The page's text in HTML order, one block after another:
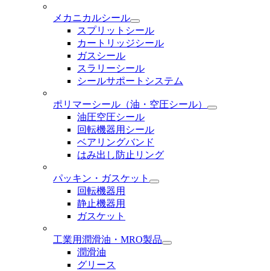
メカニカルシール
スプリットシール
カートリッジシール
ガスシール
スラリーシール
シールサポートシステム
ポリマーシール （油・空圧シール）
油圧空圧シール
回転機器用シール
ベアリングバンド
はみ出し防止リング
パッキン・ガスケット
回転機器用
静止機器用
ガスケット
工業用潤滑油・MRO製品
潤滑油
グリース